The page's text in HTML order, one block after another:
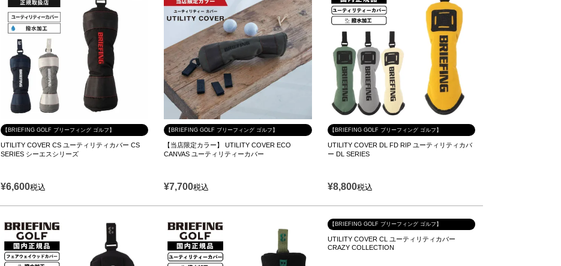
【BRIEFING GOLF ブリーフィング ゴルフ】
UTILITY COVER CS ユーティリティカバー CS
SERIES シーエスシリーズ
¥6,600税込
【BRIEFING GOLF ブリーフィング ゴルフ】
【当店限定カラー】 UTILITY COVER ECO
CANVAS ユーティリティーカバー
¥7,700税込
【BRIEFING GOLF ブリーフィング ゴルフ】
UTILITY COVER DL FD RIP ユーティリティカバ
ー DL SERIES
¥8,800税込
【BRIEFING GOLF ブリーフィング ゴルフ】
UTILITY COVER CL ユーティリティカバー
CRAZY COLLECTION